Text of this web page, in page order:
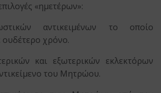
«ημετέρων»:
αντικειμένων το οποίο
ουδέτερο χρόνο.
και εξωτερικών εκλεκτόρων
του Μητρώου.